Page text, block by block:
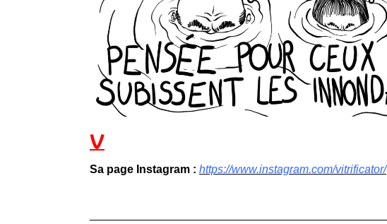
V
Sa page Instagram : https://www.instagram.com/vitrificator/